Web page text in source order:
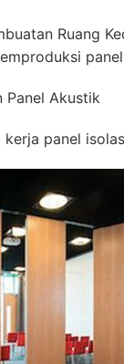
Ruang
Panel Akustik
kerja panel